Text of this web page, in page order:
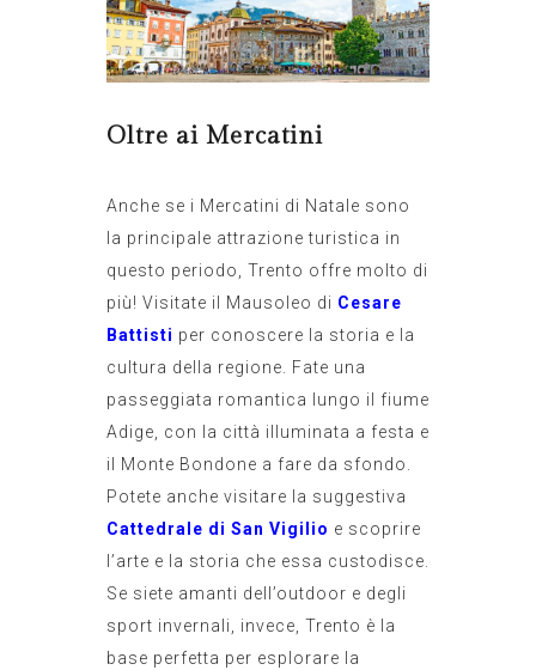
Oltre ai Mercatini
Anche se i Mercatini di Natale sono
la principale attrazione turistica in
questo periodo, Trento offre molto di
più! Visitate il Mausoleo di Cesare
Battisti per conoscere la storia e la
cultura della regione. Fate una
passeggiata romantica lungo il fiume
Adige, con la città illuminata a festa e
il Monte Bondone a fare da sfondo.
Potete anche visitare la suggestiva
Cattedrale di San Vigilio e scoprire
l’arte e la storia che essa custodisce.
Se siete amanti dell’outdoor e degli
sport invernali, invece, Trento è la
base perfetta per esplorare la